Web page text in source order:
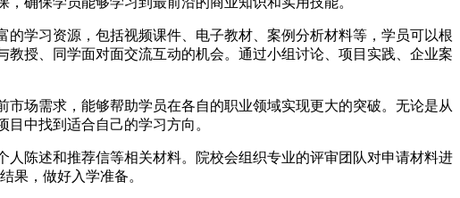
学习资源，包括视频课件、电子教材、案例分析材料等，学员可以根
授、同学面对面交流互动的机会。通过小组讨论、项目实践、企业案
场需求，能够帮助学员在各自的职业领域实现更大的突破。无论是从
中找到适合自己的学习方向。
陈述和推荐信等相关材料。院校会组织专业的评审团队对申请材料进
果，做好入学准备。